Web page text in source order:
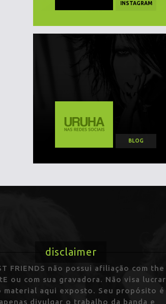
INSTAGRAM
BLOG
disclaimer
FRIENDS não possui afiliação com the
ou com sua gravadora. Não visa lucrar
material aqui exposto. Seu propósito é
divulgar o trabalho da banda e